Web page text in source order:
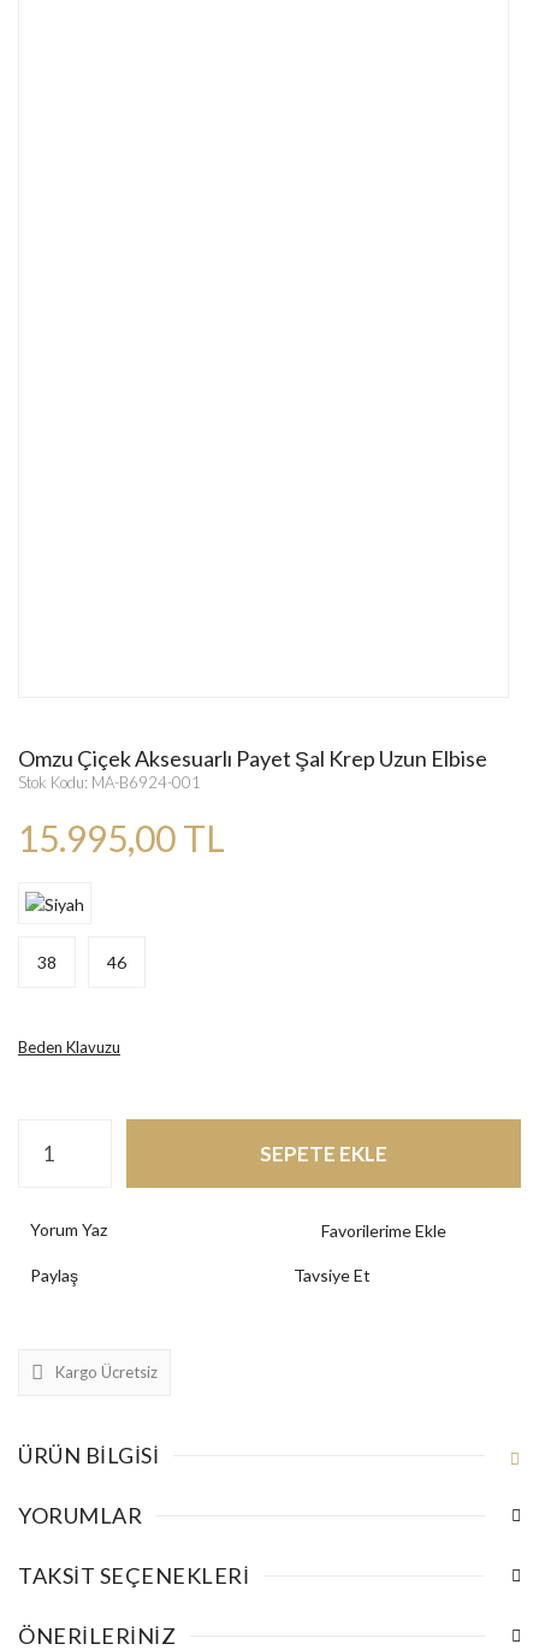
Omzu Çiçek Aksesuarlı Payet Şal Krep Uzun Elbise
Stok Kodu: MA-B6924-001
15.995,00 TL
38 46
Beden Klavuzu
SEPETE EKLE
Yorum Yaz
Paylaş Tavsiye Et
Kargo Ücretsiz
ÜRÜN BILGISI
YORUMLAR
TAKSIT SEÇENEKLERI
ÖNERILERINIZ